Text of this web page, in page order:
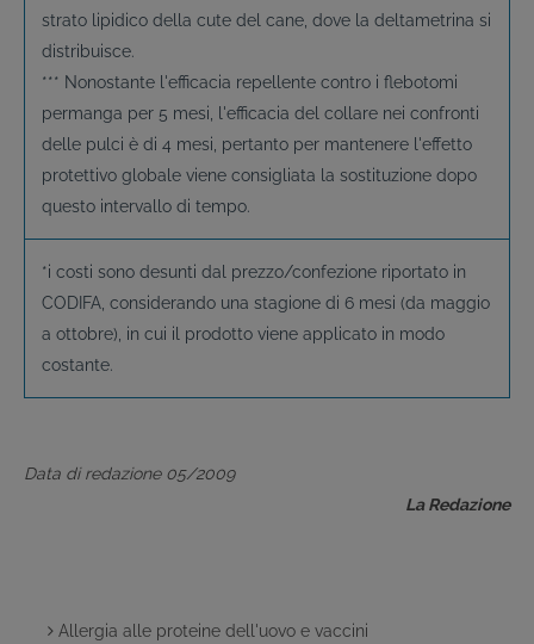
strato lipidico della cute del cane, dove la deltametrina si
distribuisce.
*** Nonostante l'efficacia repellente contro i flebotomi
permanga per 5 mesi, l'efficacia del collare nei confronti
delle pulci è di 4 mesi, pertanto per mantenere l'effetto
protettivo globale viene consigliata la sostituzione dopo
questo intervallo di tempo.
*i costi sono desunti dal prezzo/confezione riportato in
CODIFA, considerando una stagione di 6 mesi (da maggio
a ottobre), in cui il prodotto viene applicato in modo
costante.
Data di redazione 05/2009
La Redazione
Allergia alle proteine dell'uovo e vaccini